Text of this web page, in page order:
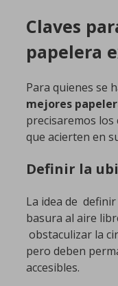
Claves
papelera
Para quienes se
mejores
precisaremos
que acierten en
Definir la
La idea de
basura al aire
obstaculizar la
pero deben
accesibles.